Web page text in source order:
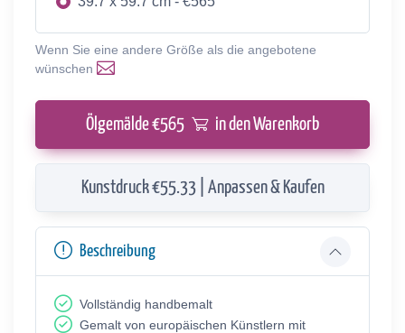
Wenn Sie eine andere Größe als die angebotene
wünschen
Ölgemälde €565 in den Warenkorb
Kunstdruck €55.33 | Anpassen & Kaufen
Beschreibung
Vollständig handbemalt
Gemalt von europäischen Künstlern mit